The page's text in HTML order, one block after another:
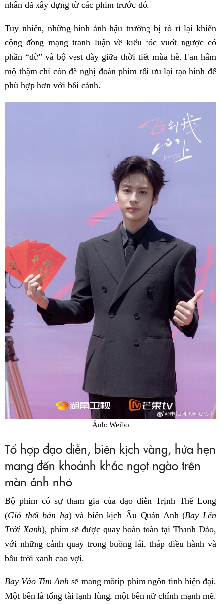
nhân đã xây dựng từ các phim trước đó.
Tuy nhiên, những hình ảnh hậu trường bị rò rỉ lại khiến
cộng đồng mạng tranh luận về kiểu tóc vuốt ngược có
phần “dừ” và bộ vest dày giữa thời tiết mùa hè. Fan hâm
mộ thậm chí còn đề nghị đoàn phim tối ưu lại tạo hình để
phù hợp hơn với bối cảnh.
Ảnh: Weibo
Tổ hợp đạo diễn, biên kịch vàng, hứa hẹn
mang đến khoảnh khắc ngọt ngào trên
màn ảnh nhỏ
Bộ phim có sự tham gia của đạo diễn Trịnh Thế Long
(Gió thổi bán hạ) và biên kịch Âu Quán Anh (Bay Lên
Trời Xanh), phim sẽ được quay hoàn toàn tại Thanh Đảo,
với những cảnh quay trong buồng lái, tháp điều hành và
bầu trời xanh cao vợi.
Bay Vào Tim Anh sẽ mang môtíp phim ngôn tình hiện đại.
Một bên là tổng tài lạnh lùng, một bên nữ chính mạnh mẽ.